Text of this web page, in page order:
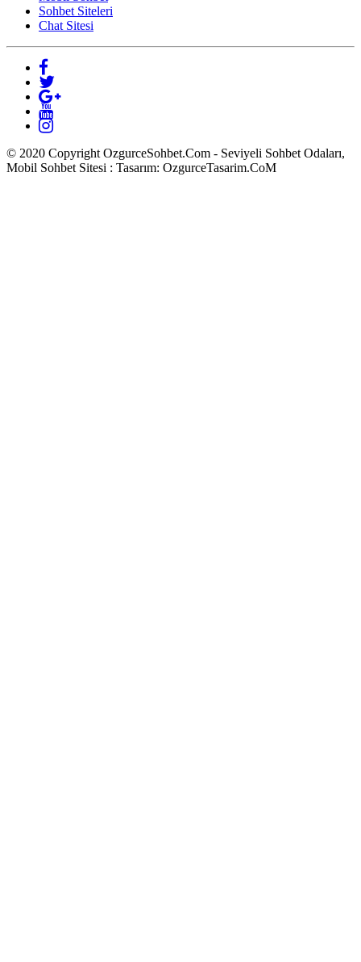
Sohbet Siteleri
Chat Sitesi
© 2020 Copyright OzgurceSohbet.Com - Seviyeli Sohbet Odaları,
Mobil Sohbet Sitesi : Tasarım: OzgurceTasarim.CoM